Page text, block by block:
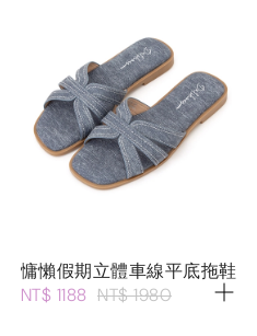
慵懶假期立體車線平底拖鞋
NT$ 1188 NT$ 1980